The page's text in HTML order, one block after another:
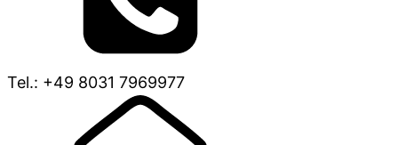
Tel.: +49 8031 7969977